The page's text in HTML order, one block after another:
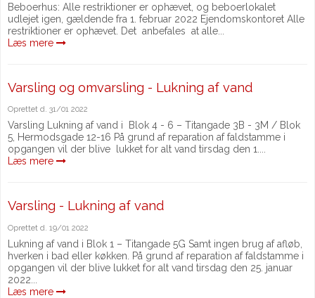
Beboerhus: Alle restriktioner er ophævet, og beboerlokalet
udlejet igen, gældende fra 1. februar 2022 Ejendomskontoret Alle
restriktioner er ophævet. Det anbefales at alle...
Læs mere
Varsling og omvarsling - Lukning af vand
Oprettet d. 31/01 2022
Varsling Lukning af vand i Blok 4 - 6 – Titangade 3B - 3M / Blok
5, Hermodsgade 12-16 På grund af reparation af faldstamme i
opgangen vil der blive lukket for alt vand tirsdag den 1....
Læs mere
Varsling - Lukning af vand
Oprettet d. 19/01 2022
Lukning af vand i Blok 1 – Titangade 5G Samt ingen brug af afløb,
hverken i bad eller køkken. På grund af reparation af faldstamme i
opgangen vil der blive lukket for alt vand tirsdag den 25. januar
2022...
Læs mere